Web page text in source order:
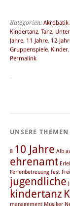
Kategorien: Akrobatik,
Kindertanz, Tanz,
Jahre, 11 Jahre, 12
Gruppenspiele, Kinder,
Permalink
UNSERE THEMEN
8 10 Jahre Alb
ehrenamt
Ferienbetreuung fest
jugendliche
kindertanz
management Musiker